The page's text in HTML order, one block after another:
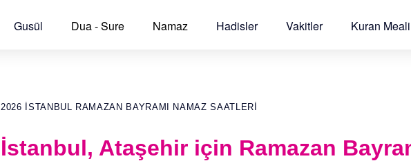
Gusül Dua - Sure Namaz Hadisler Vakitler Kuran Meali
2026 İSTANBUL RAMAZAN BAYRAMI NAMAZ SAATLERI
İstanbul, Ataşehir için Ramazan